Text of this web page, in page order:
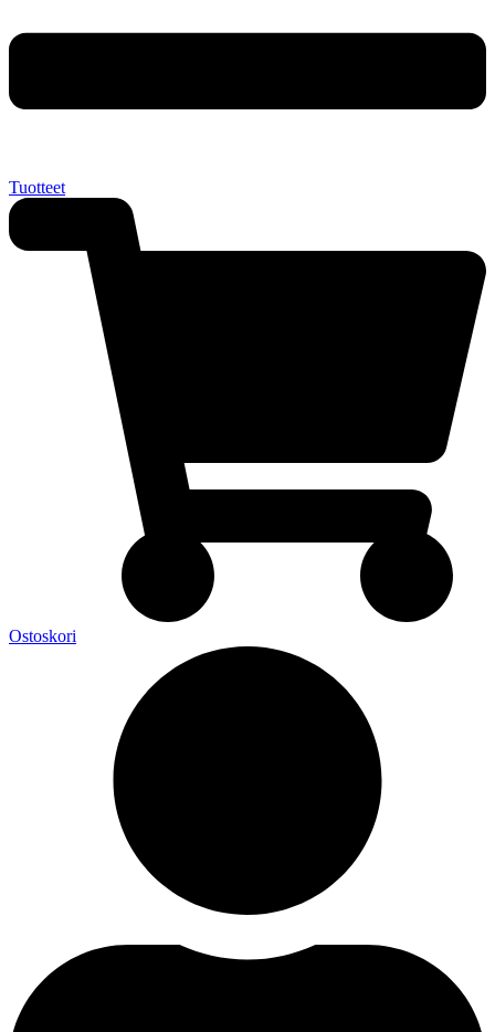
Tuotteet
Ostoskori